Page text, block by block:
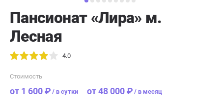
Пансионат «Лира» м.
Лесная
4.0
Стоимость
от 1 600 ₽ / в сутки от 48 000 ₽ / в месяц